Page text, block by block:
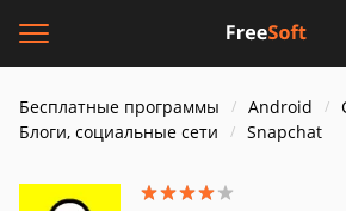
Бесплатные программы Android
Блоги, социальные сети
Snapchat